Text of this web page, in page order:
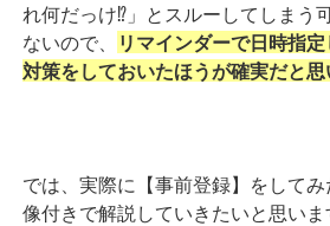
れ何だっけ⁉」とスルーしてしまう
ないので、
リマインダーで日時指
対策をしておいたほうが確実だと思
では、実際に【事前登録】をして
像付きで解説していきたいと思いま